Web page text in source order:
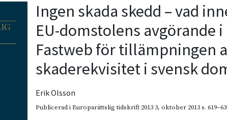
Ingen skada skedd – vad
EU-domstolens avgörande i
Fastweb för tillämpningen
skaderekvisitet i svensk
Erik Olsson
Publicerad iEuroparättslig tidskrift 2013 3,oktober 2013s.